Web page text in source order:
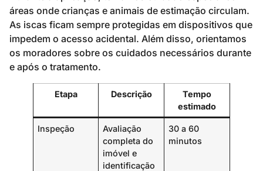
áreas onde crianças e animais de estimação circulam.
As iscas ficam sempre protegidas em dispositivos que
impedem o acesso acidental. Além disso, orientamos
os moradores sobre os cuidados necessários durante
e após o tratamento.
Etapa Descrição
Tempo
estimado
Inspeção
Avaliação
completa do
imóvel e
identificação
30 a 60
minutos